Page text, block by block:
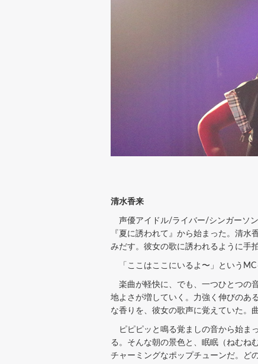
清水香来
声優アイドル/ライバー/シンガーソン
『夏に誘われて』から始まった。清
みだす。彼女の歌に誘われるように手
「ここはここにいるよ〜」というMC
楽曲が軽快に、でも、一つひとつの
地よさが増していく。力強く伸びのあ
な香りを、彼女の歌声に覚えていた。
ピピピッと鳴る覚ましの音から始ま
る。そんな朝の景色と、眠眠（ねむね
チャーミングなポップチューンだ。ど